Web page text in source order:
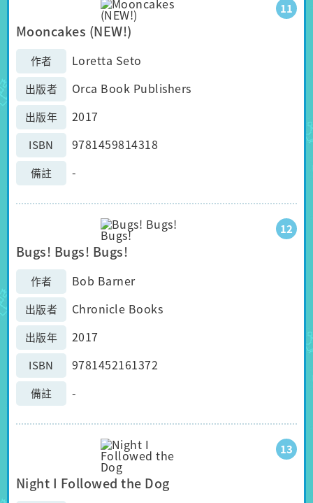
11
Mooncakes (NEW!)
作者 Loretta Seto
出版者 Orca Book Publishers
出版年 2017
ISBN 9781459814318
備註 -
12
Bugs! Bugs! Bugs!
作者 Bob Barner
出版者 Chronicle Books
出版年 2017
ISBN 9781452161372
備註 -
13
Night I Followed the Dog